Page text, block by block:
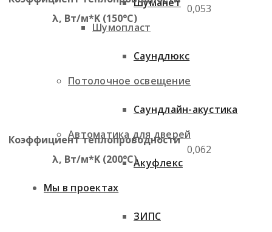
Шумопласт
Потолочное освещение
Автоматика для дверей
Мы в проектах
Саундлюкс
Саундлайн-акустика
Акуфлекс
ЗИПС
λ, Вт/м*K (150°C)
0,053
Коэффициент теплопроводности
λ, Вт/м*K (200°C)
0,062